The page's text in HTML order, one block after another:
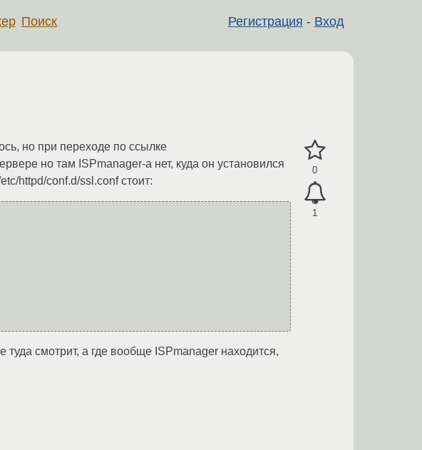
Регистрация - Вход
Поиск
0
1
но при переходе по ссылке
но там ISPmanager-а нет, куда он установился
httpd/conf.d/ssl.conf стоит:
смотрит, а где вообще ISPmanager находится,